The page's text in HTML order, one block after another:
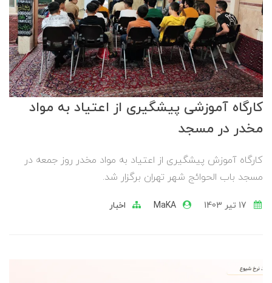
کارگاه آموزشی پیشگیری از اعتیاد به مواد
مخدر در مسجد
کارگاه آموزش پیشگیری از اعتیاد به مواد مخدر روز جمعه در
مسجد باب الحوائج شهر تهران برگزار شد.
MaKA اخبار